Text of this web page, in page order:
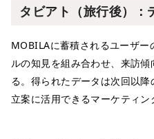
タビアト（旅行後）：
MOBILAに蓄積されるユーザ
ルの知見を組み合わせ、来訪
る。得られたデータは次回以
立案に活用できるマーケティン